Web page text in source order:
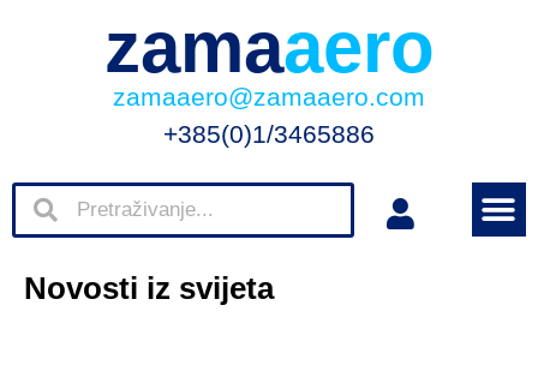
zamaaero
zamaaero@zamaaero.com
+385(0)1/3465886
Novosti iz svijeta